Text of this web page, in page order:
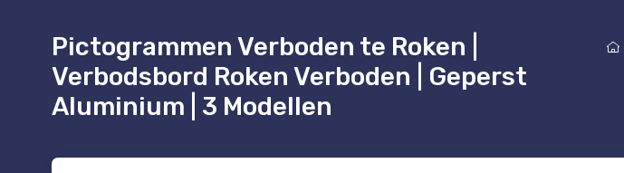
Pictogrammen Verboden te Roken |
Verbodsbord Roken Verboden | Geperst
Aluminium | 3 Modellen